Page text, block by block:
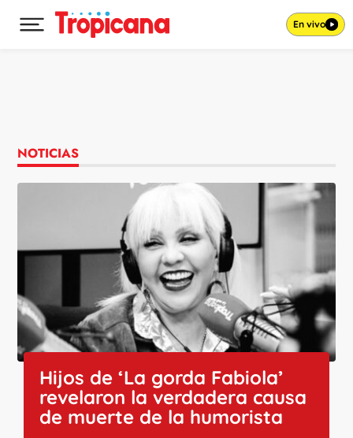
Desplegar menú principal En vivo
NOTICIAS
Hijos de ‘La gorda Fabiola’
revelaron la verdadera causa
de muerte de la humorista